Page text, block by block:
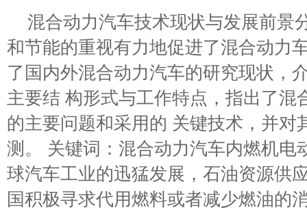
混合动力汽车技术现状与发展前景
和节能的重视有力地促进了混合动力
了国内外混合动力汽车的研究现状，
主要结 构形式与工作特点，指出了混
的主要问题和采用的 关键技术，并对
测。 关键词：混合动力汽车内燃机电
球汽车工业的迅猛发展，石油资源供
国积极寻求代用燃料或者减少燃油的